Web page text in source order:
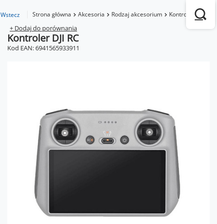
Wstecz Strona główna Akcesoria Rodzaj akcesorium Kontrolery
+ Dodaj do porównania
Kontroler DJI RC
Kod EAN: 6941565933911